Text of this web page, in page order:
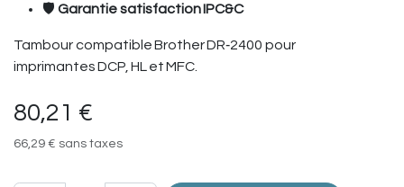
🛡️ Garantie satisfaction IPC&C
Tambour compatible Brother DR‑2400 pour
imprimantes DCP, HL et MFC.
80,21 €
66,29 € sans taxes